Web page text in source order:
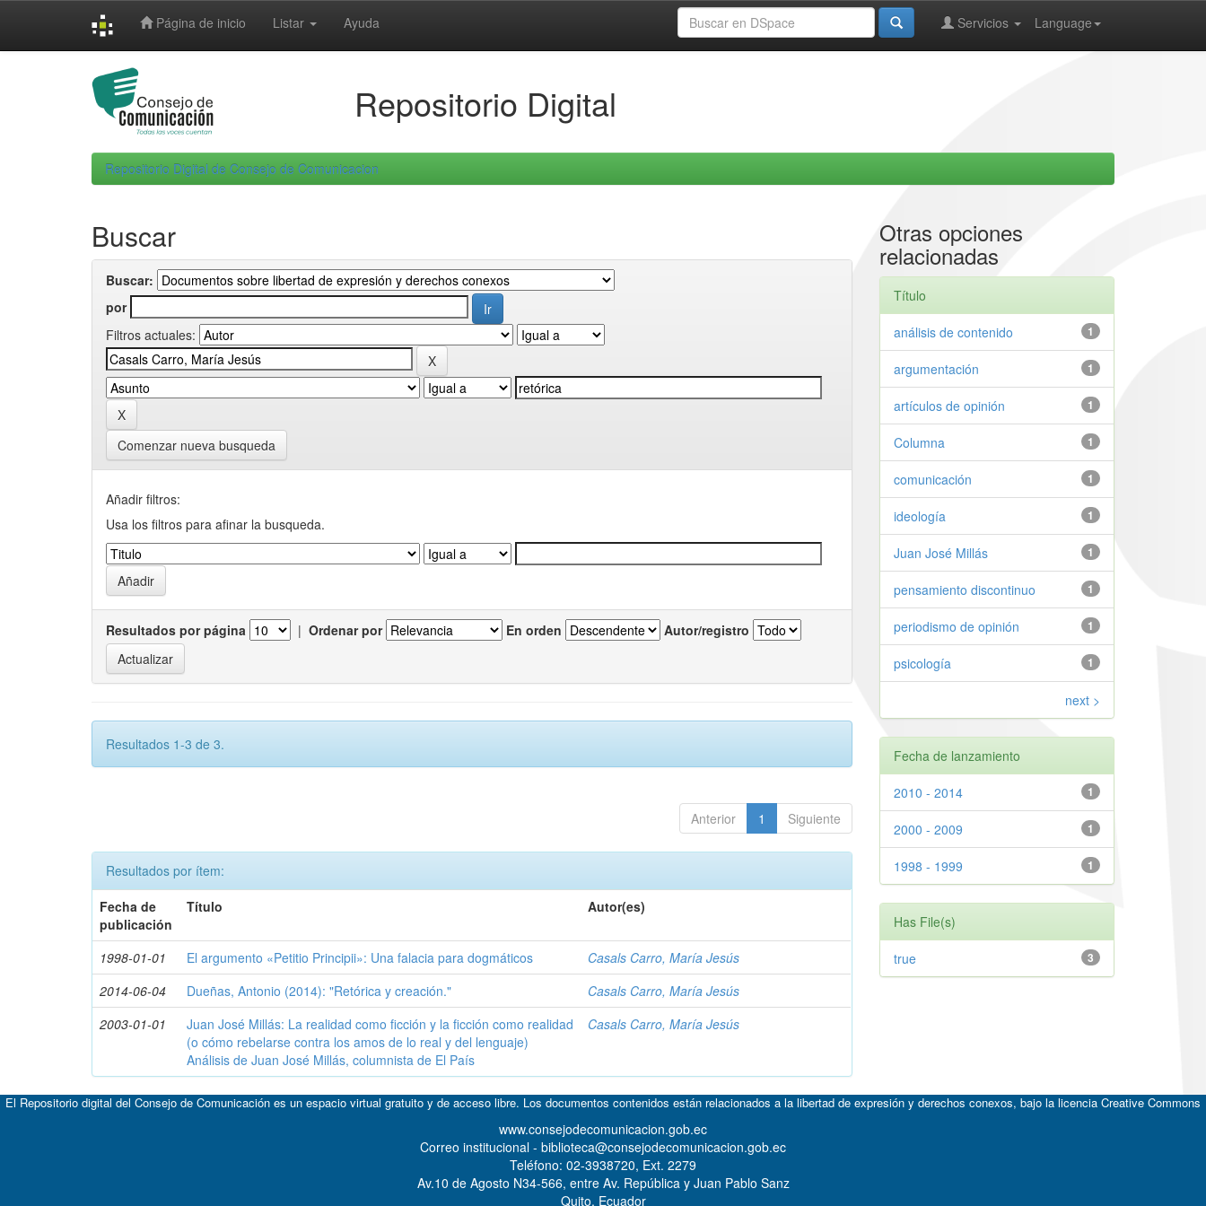
Página de inicio Listar Ayuda Language
Servicios
Repositorio Digital
Repositorio Digital de Consejo de Comunicacion
Buscar
Buscar:
por
Filtros actuales:
Comenzar nueva busqueda
Añadir filtros:
Usa los filtros para afinar la busqueda.
Resultados por página | Ordenar por En orden Autor/registro
Resultados 1-3 de 3.
Anterior 1 Siguiente
Resultados por ítem:
Fecha de
publicación
Título Autor(es)
1998-01-01 El argumento «Petitio Principii»: Una falacia para dogmáticos
Casals Carro, María Jesús
2014-06-04
Dueñas, Antonio (2014): "Retórica y creación."
Casals Carro, María Jesús
2003-01-01
Juan José Millás: La realidad como ficción y la ficción como realidad
(o cómo rebelarse contra los amos de lo real y del lenguaje)
Análisis de Juan José Millás, columnista de El País
Casals Carro, María Jesús
Otras opciones
relacionadas
Título
1
análisis de contenido
1
argumentación
1
artículos de opinión
1
Columna
1
comunicación
1
ideología
1
Juan José Millás
1
pensamiento discontinuo
1
periodismo de opinión
1
psicología
next >
Fecha de lanzamiento
1
2010 - 2014
1
2000 - 2009
1
1998 - 1999
Has File(s)
3
true
El Repositorio digital del Consejo de Comunicación es un espacio virtual gratuito y de acceso libre. Los documentos contenidos están relacionados a la libertad de expresión y derechos conexos, bajo la licencia Creative Commons
www.consejodecomunicacion.gob.ec
Correo institucional - biblioteca@consejodecomunicacion.gob.ec
Teléfono: 02-3938720, Ext. 2279
Av.10 de Agosto N34-566, entre Av. República y Juan Pablo Sanz
Quito, Ecuador